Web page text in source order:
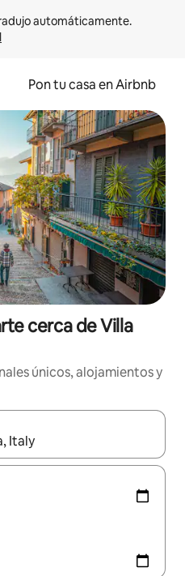
Pon tu casa en Airbnb
cerca de Villa
únicos, alojamientos y
navega con las